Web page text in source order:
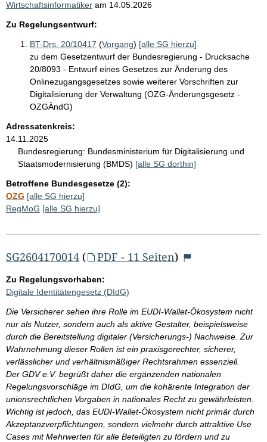
Wirtschaftsinformatiker am 14.05.2026
Zu Regelungsentwurf:
BT-Drs. 20/10417 (Vorgang) [alle SG hierzu]
zu dem Gesetzentwurf der Bundesregierung - Drucksache
20/8093 - Entwurf eines Gesetzes zur Änderung des
Onlinezugangsgesetzes sowie weiterer Vorschriften zur
Digitalisierung der Verwaltung (OZG-Änderungsgesetz -
OZGÄndG)
Adressatenkreis:
14.11.2025
Bundesregierung: Bundesministerium für Digitalisierung und
Staatsmodernisierung (BMDS) [alle SG dorthin]
Betroffene Bundesgesetze (2):
OZG [alle SG hierzu]
RegMoG [alle SG hierzu]
SG2604170014 ( PDF - 11 Seiten)
Zu Regelungsvorhaben:
Digitale Identitätengesetz (DIdG)
Die Versicherer sehen ihre Rolle im EUDI-Wallet-Ökosystem nicht
nur als Nutzer, sondern auch als aktive Gestalter, beispielsweise
durch die Bereitstellung digitaler (Versicherungs-) Nachweise. Zur
Wahrnehmung dieser Rollen ist ein praxisgerechter, sicherer,
verlässlicher und verhältnismäßiger Rechtsrahmen essenziell.
Der GDV e.V. begrüßt daher die ergänzenden nationalen
Regelungsvorschläge im DIdG, um die kohärente Integration der
unionsrechtlichen Vorgaben in nationales Recht zu gewährleisten.
Wichtig ist jedoch, das EUDI-Wallet-Ökosystem nicht primär durch
Akzeptanzverpflichtungen, sondern vielmehr durch attraktive Use
Cases mit Mehrwerten für alle Beteiligten zu fördern und zu